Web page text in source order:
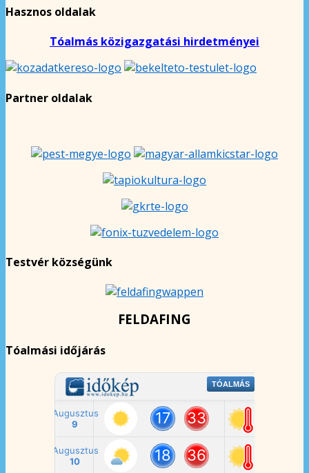
Hasznos oldalak
Tóalmás közigazgatási hirdetményei
Partner oldalak
Testvér községünk
FELDAFING
Tóalmási időjárás